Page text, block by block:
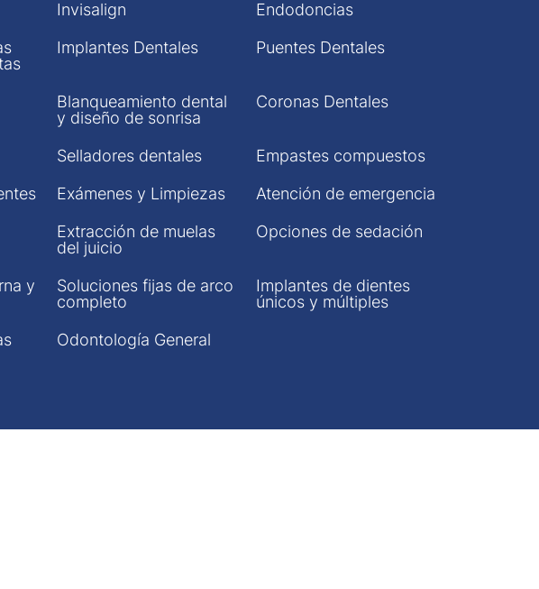
Invisalign
Endodoncias
Implantes Dentales Puentes Dentales
Blanqueamiento dental
y diseño de sonrisa
Coronas Dentales
Selladores dentales
Empastes compuestos
Exámenes y Limpiezas
Atención de emergencia
Extracción de muelas
del juicio
Opciones de sedación
y
Soluciones fijas de arco
completo
Implantes de dientes
únicos y múltiples
Odontología General